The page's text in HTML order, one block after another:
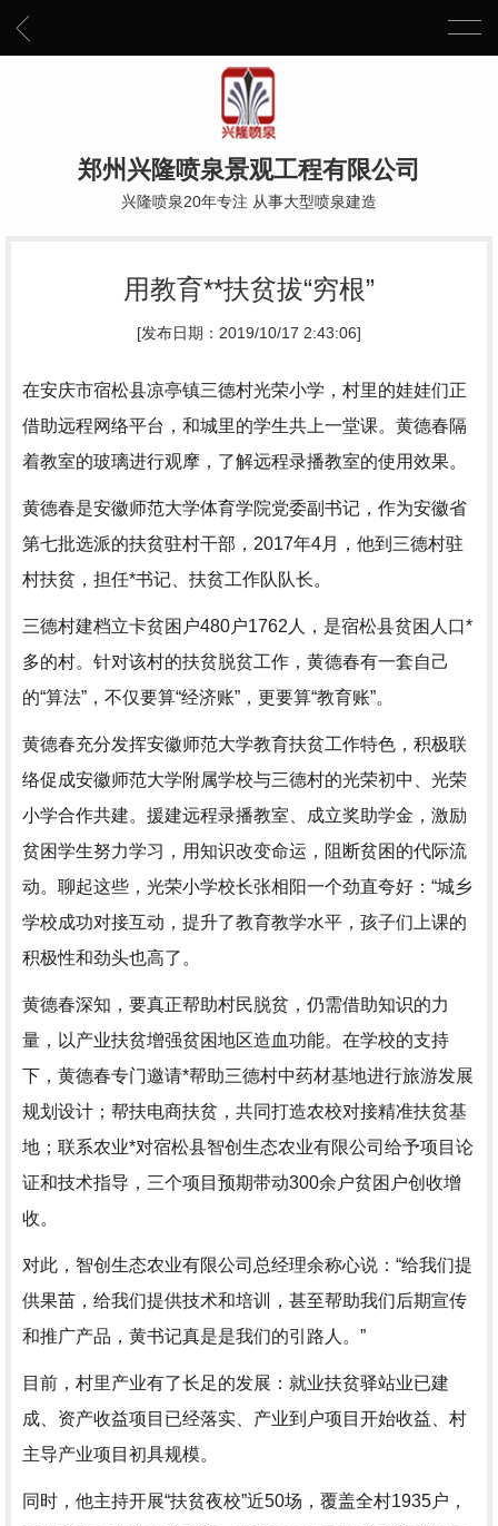
郑州兴隆喷泉景观工程有限公司
兴隆喷泉20年专注 从事大型喷泉建造
用教育**扶贫拔“穷根”
[发布日期：2019/10/17 2:43:06]
在安庆市宿松县凉亭镇三德村光荣小学，村里的娃娃们正
借助远程网络平台，和城里的学生共上一堂课。黄德春隔
着教室的玻璃进行观摩，了解远程录播教室的使用效果。
黄德春是安徽师范大学体育学院党委副书记，作为安徽省
第七批选派的扶贫驻村干部，2017年4月，他到三德村驻
村扶贫，担任*书记、扶贫工作队队长。
三德村建档立卡贫困户480户1762人，是宿松县贫困人口*
多的村。针对该村的扶贫脱贫工作，黄德春有一套自己
的“算法”，不仅要算“经济账”，更要算“教育账”。
黄德春充分发挥安徽师范大学教育扶贫工作特色，积极联
络促成安徽师范大学附属学校与三德村的光荣初中、光荣
小学合作共建。援建远程录播教室、成立奖助学金，激励
贫困学生努力学习，用知识改变命运，阻断贫困的代际流
动。聊起这些，光荣小学校长张相阳一个劲直夸好：“城乡
学校成功对接互动，提升了教育教学水平，孩子们上课的
积极性和劲头也高了。
黄德春深知，要真正帮助村民脱贫，仍需借助知识的力
量，以产业扶贫增强贫困地区造血功能。在学校的支持
下，黄德春专门邀请*帮助三德村中药材基地进行旅游发展
规划设计；帮扶电商扶贫，共同打造农校对接精准扶贫基
地；联系农业*对宿松县智创生态农业有限公司给予项目论
证和技术指导，三个项目预期带动300余户贫困户创收增
收。
对此，智创生态农业有限公司总经理余称心说：“给我们提
供果苗，给我们提供技术和培训，甚至帮助我们后期宣传
和推广产品，黄书记真是是我们的引路人。”
目前，村里产业有了长足的发展：就业扶贫驿站业已建
成、资产收益项目已经落实、产业到户项目开始收益、村
主导产业项目初具规模。
同时，他主持开展“扶贫夜校”近50场，覆盖全村1935户，